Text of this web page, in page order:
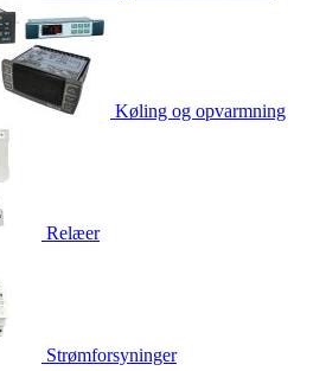
Køling og opvarmning
Relæer
Strømforsyninger